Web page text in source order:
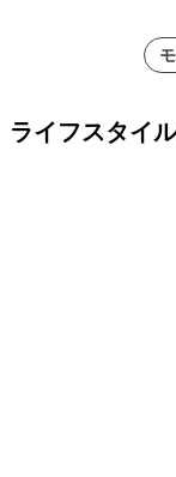
ライフスタイ